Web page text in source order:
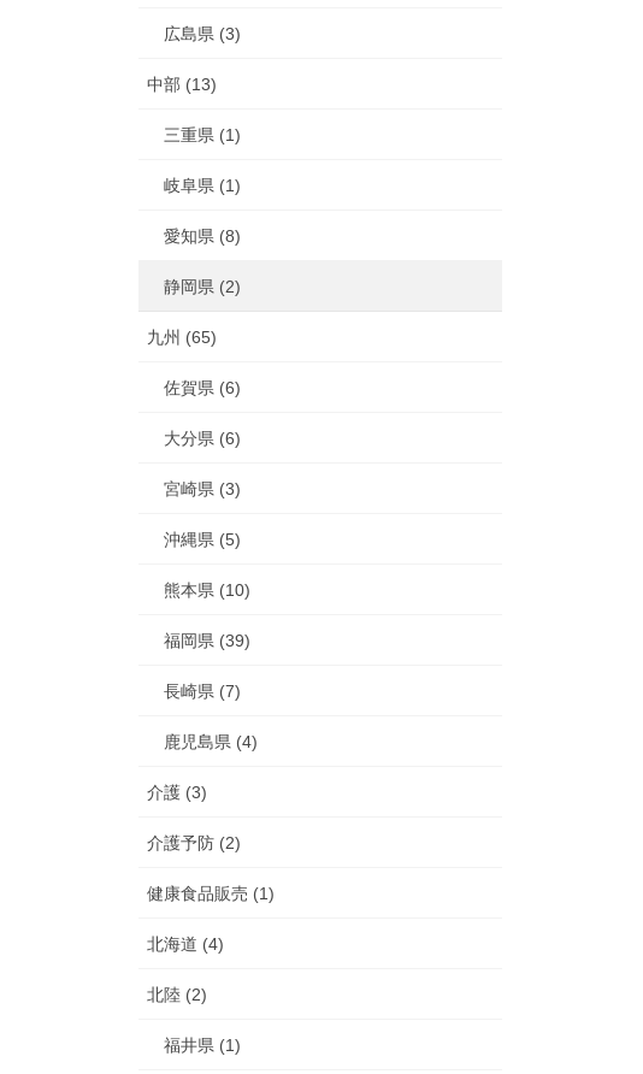
広島県 (3)
中部 (13)
三重県 (1)
岐阜県 (1)
愛知県 (8)
静岡県 (2)
九州 (65)
佐賀県 (6)
大分県 (6)
宮崎県 (3)
沖縄県 (5)
熊本県 (10)
福岡県 (39)
長崎県 (7)
鹿児島県 (4)
介護 (3)
介護予防 (2)
健康食品販売 (1)
北海道 (4)
北陸 (2)
福井県 (1)